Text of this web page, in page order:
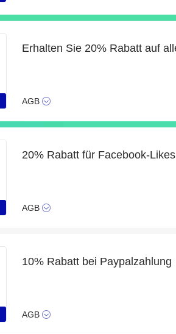
AGB
20% Rabatt für Facebook-Likes
AGB
10% Rabatt bei Paypalzahlung
AGB